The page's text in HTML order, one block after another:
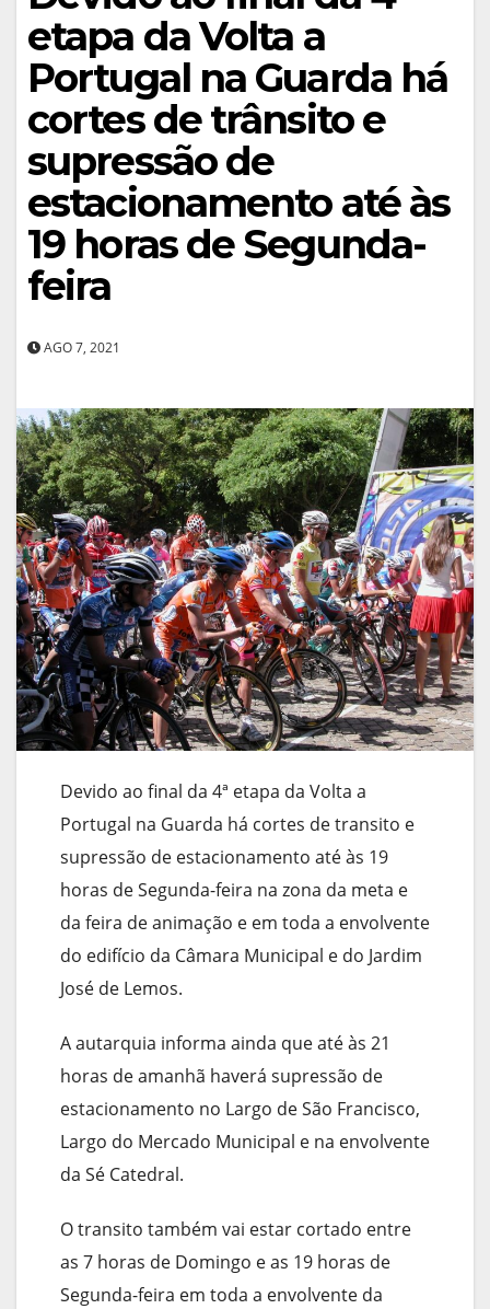
etapa da Volta a
Portugal na Guarda há
cortes de trânsito e
supressão de
estacionamento até às
19 horas de Segunda-
feira
AGO 7, 2021
Devido ao final da 4ª etapa da Volta a
Portugal na Guarda há cortes de transito e
supressão de estacionamento até às 19
horas de Segunda-feira na zona da meta e
da feira de animação e em toda a envolvente
do edifício da Câmara Municipal e do Jardim
José de Lemos.
A autarquia informa ainda que até às 21
horas de amanhã haverá supressão de
estacionamento no Largo de São Francisco,
Largo do Mercado Municipal e na envolvente
da Sé Catedral.
O transito também vai estar cortado entre
as 7 horas de Domingo e as 19 horas de
Segunda-feira em toda a envolvente da